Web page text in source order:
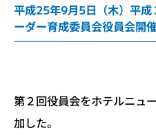
平成25年9月5日（木）平成
ーダー育成委員会役員会開
第２回役員会をホテルニュ
加した。